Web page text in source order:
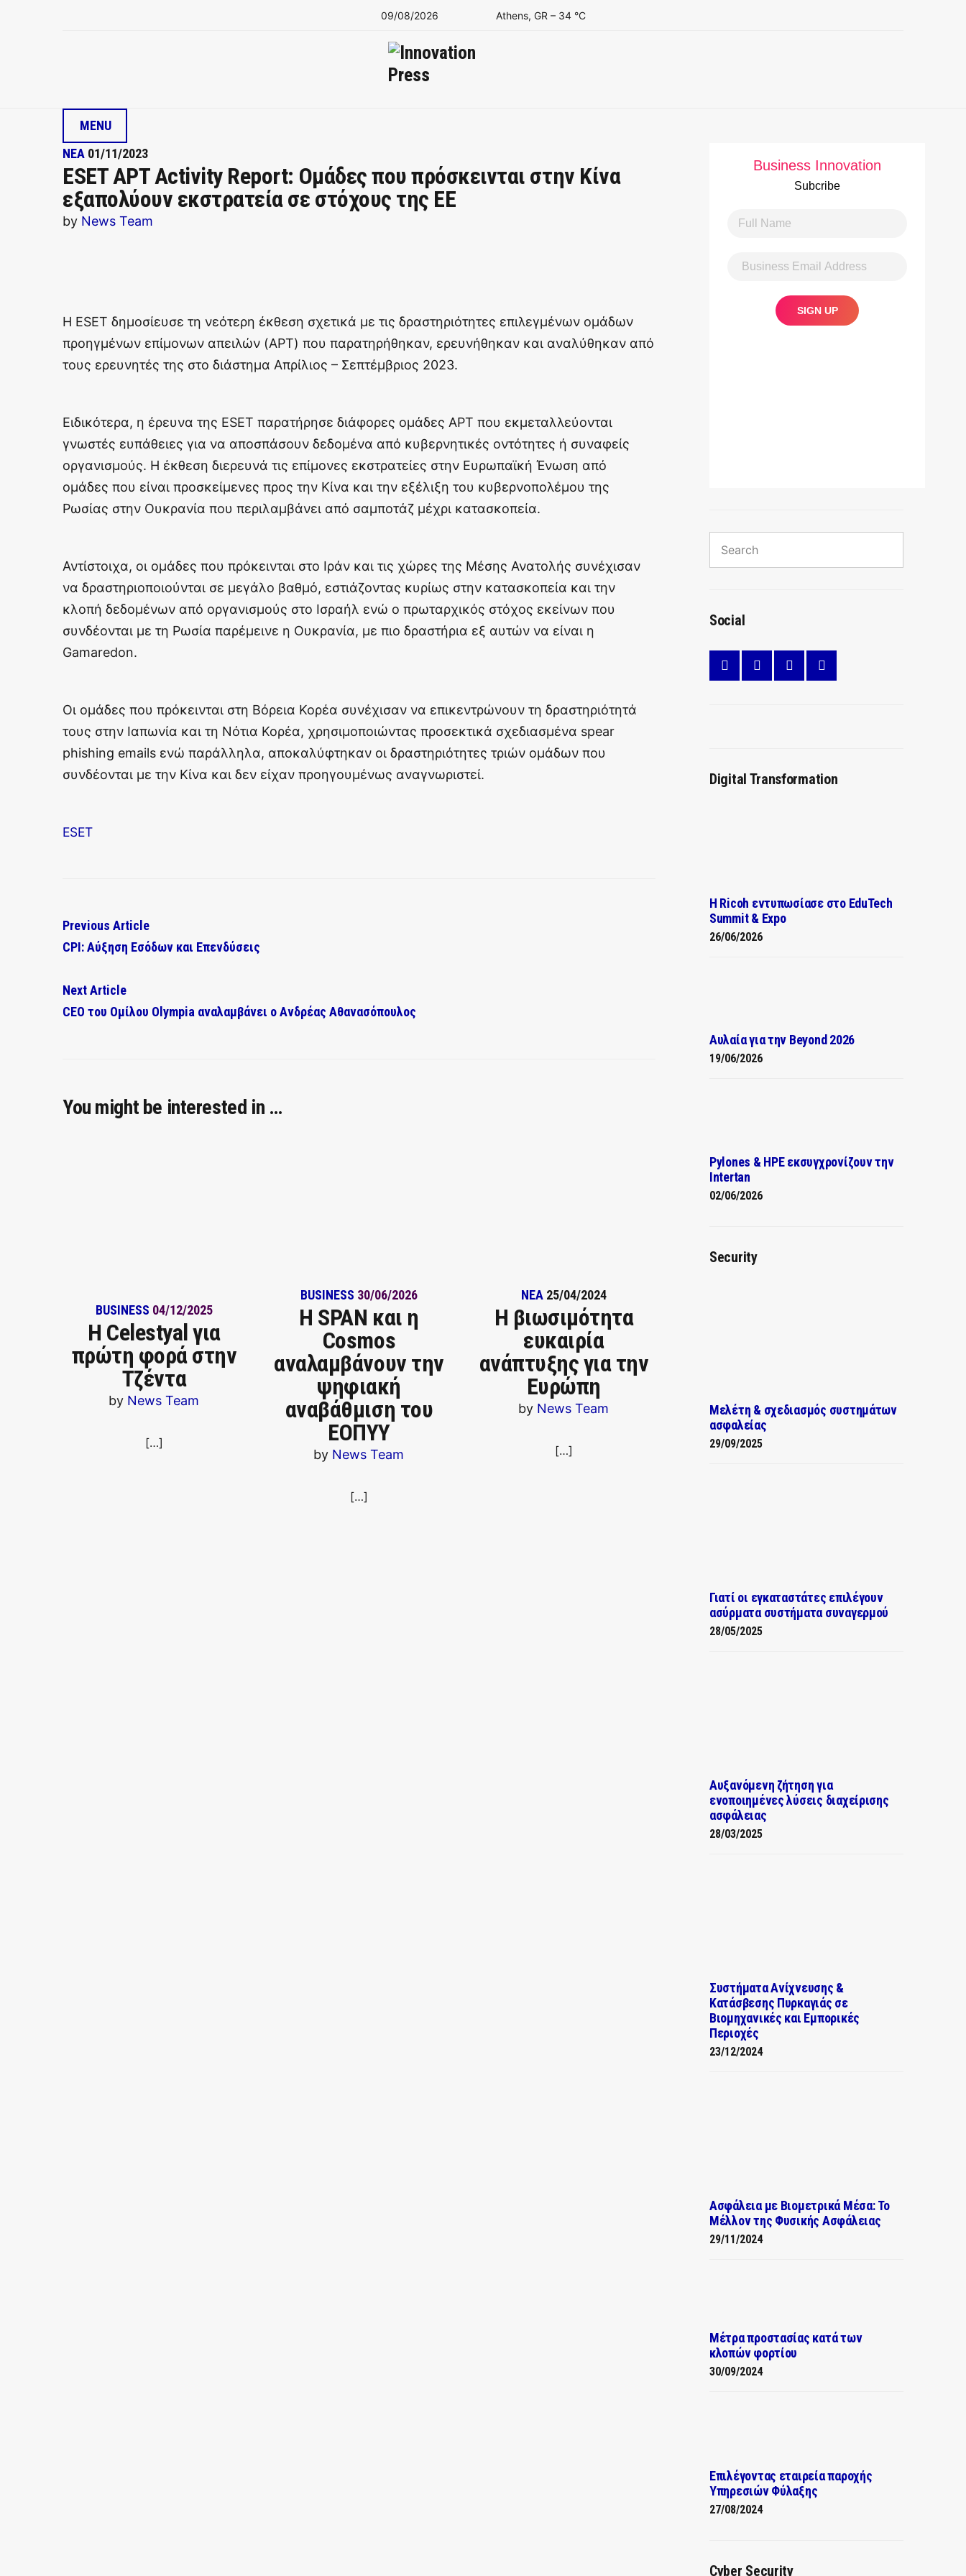
09/08/2026 Athens, GR – 34 C
MENU
ΝΕΑ 01/11/2023
ESET APT Activity Report: Ομάδες που πρόσκεινται στην Κίνα
εξαπολύουν εκστρατεία σε στόχους της ΕΕ
by News Team
Η ESET δημοσίευσε τη νεότερη έκθεση σχετικά με τις δραστηριότητες επιλεγμένων ομάδων
προηγμένων επίμονων απειλών (APT) που παρατηρήθηκαν, ερευνήθηκαν και αναλύθηκαν από
τους ερευνητές της στο διάστημα Απρίλιος – Σεπτέμβριος 2023.
Ειδικότερα, η έρευνα της ESET παρατήρησε διάφορες ομάδες APT που εκμεταλλεύονται
γνωστές ευπάθειες για να αποσπάσουν δεδομένα από κυβερνητικές οντότητες ή συναφείς
οργανισμούς. Η έκθεση διερευνά τις επίμονες εκστρατείες στην Ευρωπαϊκή Ένωση από
ομάδες που είναι προσκείμενες προς την Κίνα και την εξέλιξη του κυβερνοπολέμου της
Ρωσίας στην Ουκρανία που περιλαμβάνει από σαμποτάζ μέχρι κατασκοπεία.
Αντίστοιχα, οι ομάδες που πρόκεινται στο Ιράν και τις χώρες της Μέσης Ανατολής συνέχισαν
να δραστηριοποιούνται σε μεγάλο βαθμό, εστιάζοντας κυρίως στην κατασκοπεία και την
κλοπή δεδομένων από οργανισμούς στο Ισραήλ ενώ ο πρωταρχικός στόχος εκείνων που
συνδέονται με τη Ρωσία παρέμεινε η Ουκρανία, με πιο δραστήρια εξ αυτών να είναι η
Gamaredon.
Οι ομάδες που πρόκεινται στη Βόρεια Κορέα συνέχισαν να επικεντρώνουν τη δραστηριότητά
τους στην Ιαπωνία και τη Νότια Κορέα, χρησιμοποιώντας προσεκτικά σχεδιασμένα spear
phishing emails ενώ παράλληλα, αποκαλύφτηκαν οι δραστηριότητες τριών ομάδων που
συνδέονται με την Κίνα και δεν είχαν προηγουμένως αναγνωριστεί.
ESET
Previous Article
CPI: Αύξηση Εσόδων και Επενδύσεις
Next Article
CEO του Ομίλου Olympia αναλαμβάνει ο Ανδρέας Αθανασόπουλος
You might be interested in …
BUSINESS 04/12/2025
Η Celestyal για
πρώτη φορά στην
Τζέντα
by News Team
[…]
BUSINESS 30/06/2026
Η SPAN και η
Cosmos
αναλαμβάνουν την
ψηφιακή
αναβάθμιση του
ΕΟΠΥΥ
by News Team
[…]
ΝΕΑ 25/04/2024
Η βιωσιμότητα
ευκαιρία
ανάπτυξης για την
Ευρώπη
by News Team
[…]
Business Innovation
Subcribe
for:
Social
Digital Transformation
Η Ricoh εντυπωσίασε στο EduTech
Summit & Expo
26/06/2026
Αυλαία για την Beyond 2026
19/06/2026
Pylones & HPE εκσυγχρονίζουν την
Intertan
02/06/2026
Security
Μελέτη & σχεδιασμός συστημάτων
ασφαλείας
29/09/2025
Γιατί οι εγκαταστάτες επιλέγουν
ασύρματα συστήματα συναγερμού
28/05/2025
Αυξανόμενη ζήτηση για
ενοποιημένες λύσεις διαχείρισης
ασφάλειας
28/03/2025
Συστήματα Ανίχνευσης &
Κατάσβεσης Πυρκαγιάς σε
Βιομηχανικές και Εμπορικές
Περιοχές
23/12/2024
Ασφάλεια με Βιομετρικά Μέσα: Το
Μέλλον της Φυσικής Ασφάλειας
29/11/2024
Μέτρα προστασίας κατά των
κλοπών φορτίου
30/09/2024
Επιλέγοντας εταιρεία παροχής
Υπηρεσιών Φύλαξης
27/08/2024
Cyber Security